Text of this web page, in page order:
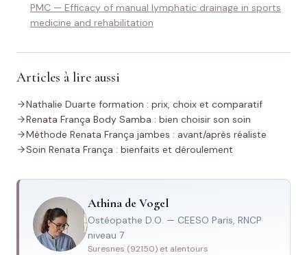
PMC — Efficacy of manual lymphatic drainage in sports
medicine and rehabilitation
Articles à lire aussi
Nathalie Duarte formation : prix, choix et comparatif
Renata França Body Samba : bien choisir son soin
Méthode Renata França jambes : avant/après réaliste
Soin Renata França : bienfaits et déroulement
Athina de Vogel
Ostéopathe D.O. — CEESO Paris, RNCP
niveau 7
Suresnes (92150) et alentours